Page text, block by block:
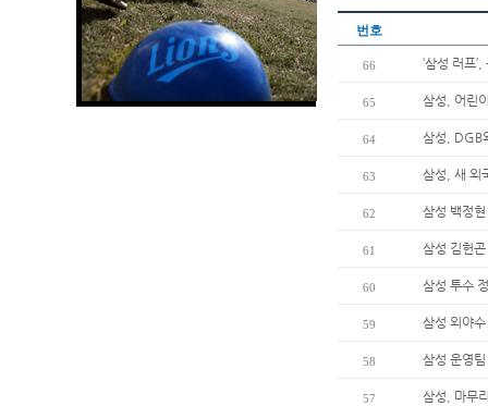
번호
66 ‘삼성 러프
65 삼성, 어린
64 삼성, DGB
63 삼성, 새 외
62 삼성 백정
61 삼성 김헌
60 삼성 투수
59 삼성 외야
58 삼성 운영
57 삼성, 마무